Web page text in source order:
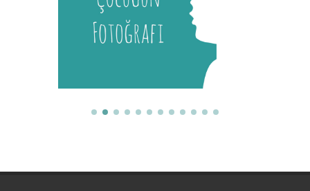
Melis
İstanbul Tıp Fakültesi